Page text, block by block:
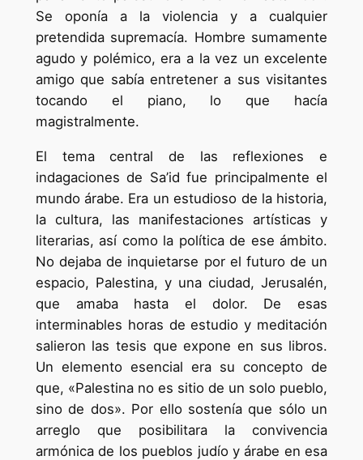
Se oponía a la violencia y a cualquier
pretendida supremacía. Hombre sumamente
agudo y polémico, era a la vez un excelente
amigo que sabía entretener a sus visitantes
tocando el piano, lo que hacía
magistralmente.
El tema central de las reflexiones e
indagaciones de Sa’id fue principalmente el
mundo árabe. Era un estudioso de la historia,
la cultura, las manifestaciones artísticas y
literarias, así como la política de ese ámbito.
No dejaba de inquietarse por el futuro de un
espacio, Palestina, y una ciudad, Jerusalén,
que amaba hasta el dolor. De esas
interminables horas de estudio y meditación
salieron las tesis que expone en sus libros.
Un elemento esencial era su concepto de
que, «Palestina no es sitio de un solo pueblo,
sino de dos». Por ello sostenía que sólo un
arreglo que posibilitara la convivencia
armónica de los pueblos judío y árabe en esa